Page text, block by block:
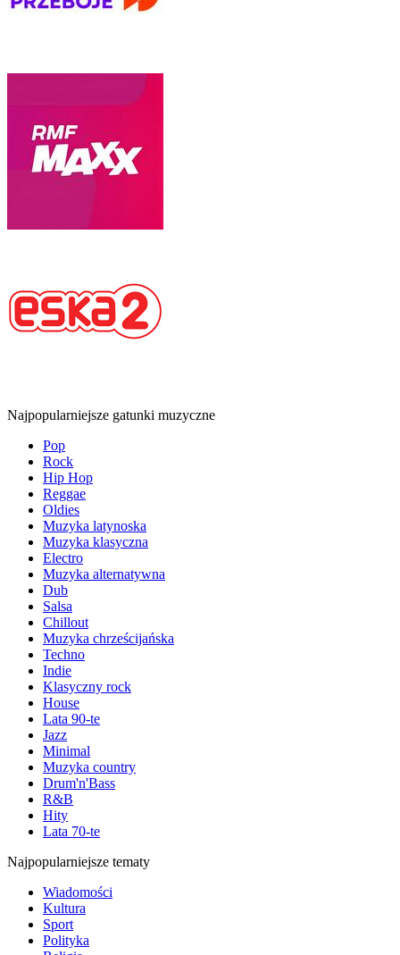
Najpopularniejsze gatunki muzyczne
Pop
Rock
Hip Hop
Reggae
Oldies
Muzyka latynoska
Muzyka klasyczna
Electro
Muzyka alternatywna
Dub
Salsa
Chillout
Muzyka chrześcijańska
Techno
Indie
Klasyczny rock
House
Lata 90-te
Jazz
Minimal
Muzyka country
Drum'n'Bass
R&B
Hity
Lata 70-te
Najpopularniejsze tematy
Wiadomości
Kultura
Sport
Polityka